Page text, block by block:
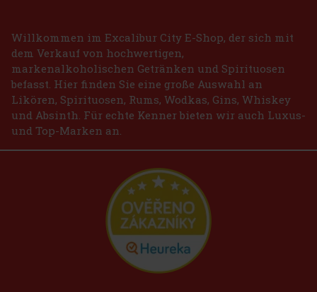
Willkommen im Excalibur City E-Shop, der sich mit
dem Verkauf von hochwertigen,
markenalkoholischen Getränken und Spirituosen
befasst. Hier finden Sie eine große Auswahl an
Likören, Spirituosen, Rums, Wodkas, Gins, Whiskey
und Absinth. Für echte Kenner bieten wir auch Luxus-
und Top-Marken an.